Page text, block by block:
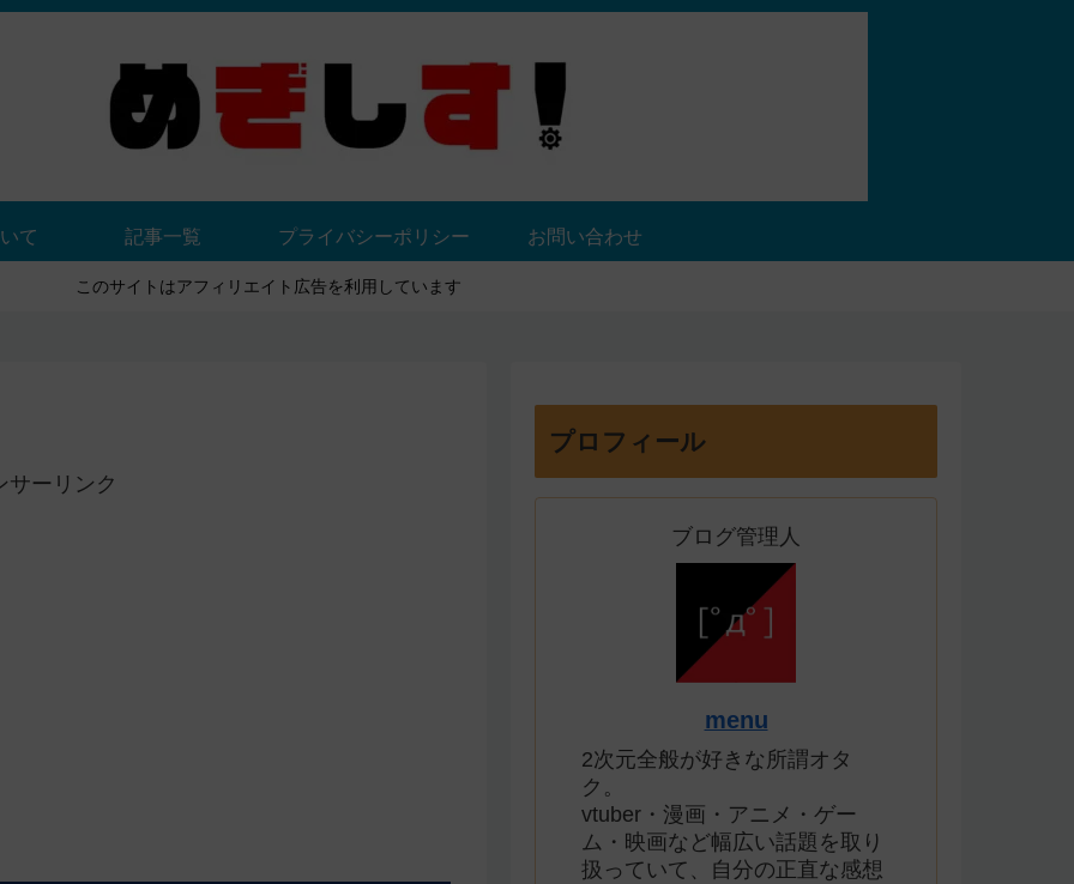
て 記事一覧 プライバシーポリシー お問い合わせ
このサイトはアフィリエイト広告を利用しています
サーリンク
プロフィール
ブログ管理人
menu
2次元全般が好きな所謂オタ
ク。
vtuber・漫画・アニメ・ゲー
ム・映画など幅広い話題を取り
扱っていて、自分の正直な感想